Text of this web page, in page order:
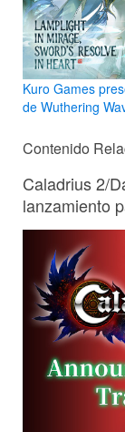
Kuro Games
de Wuthering
Contenido
Caladrius 2/
lanzamiento